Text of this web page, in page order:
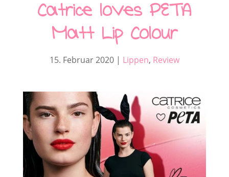
Catrice loves PETA
Matt Lip Colour
15. Februar 2020| Lippen, Review